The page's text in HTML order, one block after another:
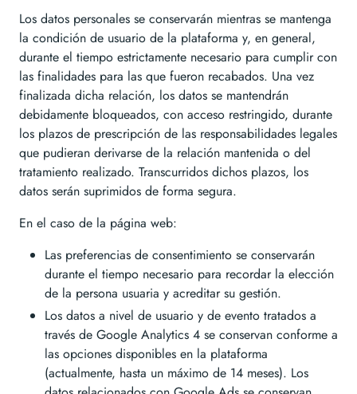
Los datos personales se conservarán mientras se mantenga
la condición de usuario de la plataforma y, en general,
durante el tiempo estrictamente necesario para cumplir con
las finalidades para las que fueron recabados. Una vez
finalizada dicha relación, los datos se mantendrán
debidamente bloqueados, con acceso restringido, durante
los plazos de prescripción de las responsabilidades legales
que pudieran derivarse de la relación mantenida o del
tratamiento realizado. Transcurridos dichos plazos, los
datos serán suprimidos de forma segura.
En el caso de la página web:
Las preferencias de consentimiento se conservarán
durante el tiempo necesario para recordar la elección
de la persona usuaria y acreditar su gestión.
Los datos a nivel de usuario y de evento tratados a
través de Google Analytics 4 se conservan conforme a
las opciones disponibles en la plataforma
(actualmente, hasta un máximo de 14 meses). Los